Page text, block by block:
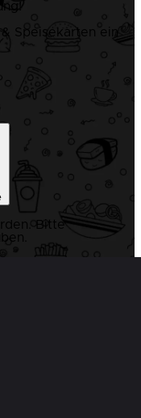
Speisekarten ein
Bitte